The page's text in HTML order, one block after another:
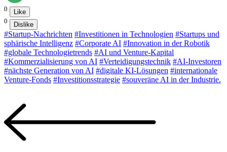
0
Like
0
Dislike
#Startup-Nachrichten #Investitionen in Technologien #Startups und
sphärische Intelligenz #Corporate AI #Innovation in der Robotik
#globale Technologietrends #AI und Venture-Kapital
#Kommerzialisierung von AI #Verteidigungstechnik #AI-Investoren
#nächste Generation von AI #digitale KI-Lösungen #internationale
Venture-Fonds #Investitionsstrategie #souveräne AI in der Industrie.